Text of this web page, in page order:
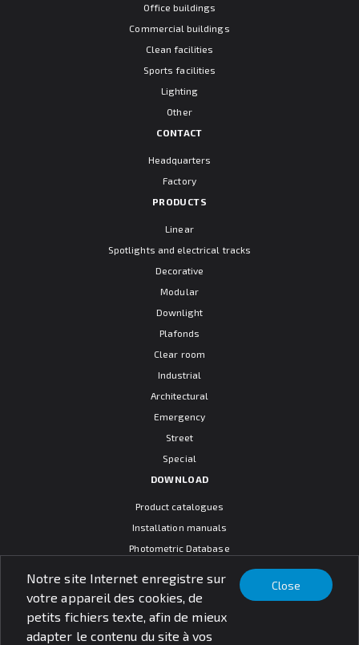
Notre site Internet enregistre sur
votre appareil des cookies, de
petits fichiers texte, afin de mieux
adapter le contenu du site à vos
Close
Office buildings
Commercial buildings
Clean facilities
Sports facilities
Lighting
Other
CONTACT
Headquarters
Factory
PRODUCTS
Linear
Spotlights and electrical tracks
Decorative
Modular
Downlight
Plafonds
Clear room
Industrial
Architectural
Emergency
Street
Special
DOWNLOAD
Product catalogues
Installation manuals
Photometric Database
Warranty terms
General sales conditions
SOCIAL MEDIA